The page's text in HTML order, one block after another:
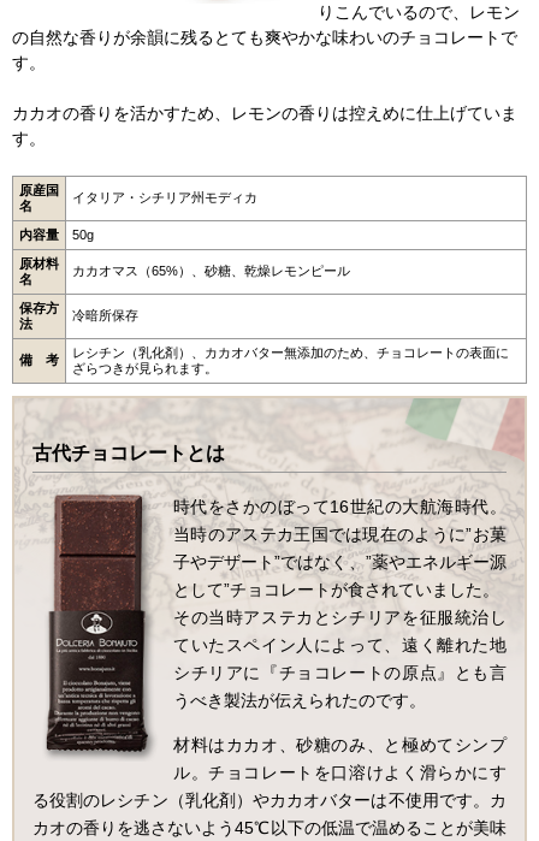
りこんでいるので、レモン
の自然な香りが余韻に残るとても爽やかな味わいのチョコレートで
す。
カカオの香りを活かすため、レモンの香りは控えめに仕上げていま
す。
原産国
名
イタリア・シチリア州モディカ
内容量
50g
原材料
名
カカオマス（65%）、砂糖、乾燥レモンピール
保存方
法
冷暗所保存
備 考
レシチン（乳化剤）、カカオバター無添加のため、チョコレートの表面に
ざらつきが見られます。
古代チョコレートとは
時代をさかのぼって16世紀の大航海時代。
当時のアステカ王国では現在のように”お菓
子やデザート”ではなく、”薬やエネルギー源
として”チョコレートが食されていました。
その当時アステカとシチリアを征服統治し
ていたスペイン人によって、遠く離れた地
シチリアに『チョコレートの原点』とも言
うべき製法が伝えられたのです。
材料はカカオ、砂糖のみ、と極めてシンプ
ル。チョコレートを口溶けよく滑らかにす
る役割のレシチン（乳化剤）やカカオバターは不使用です。カ
カオの香りを逃さないよう45℃以下の低温で温めることが美味